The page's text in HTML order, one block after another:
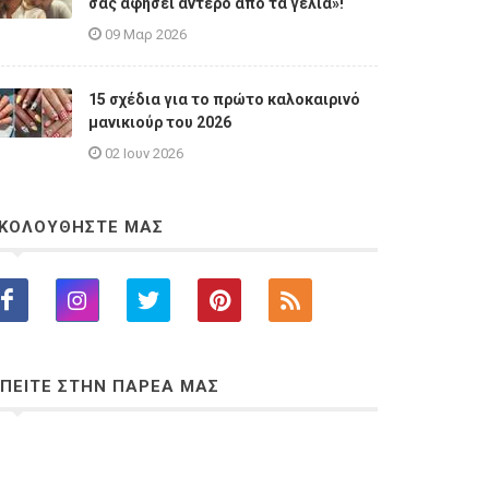
σας αφήσει άντερο από τα γέλια»!
09 Μαρ 2026
15 σχέδια για το πρώτο καλοκαιρινό
μανικιούρ του 2026
02 Ιουν 2026
ΜΑΣ
ΣΤΗΝ ΠΑΡΕΑ ΜΑΣ